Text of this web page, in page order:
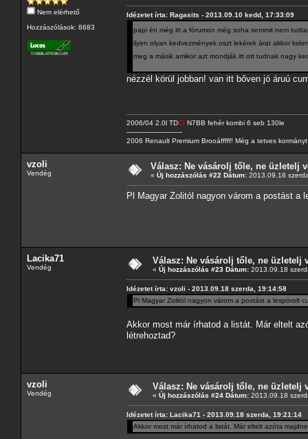
Nem elérhető
Hozzászólások: 8683
Idézetet írta: Ragasits - 2013.09.10 kedd, 17:33:09
papi én még itt a fórumon még soha semmit nem
ilyen olyan kedvezmények oszt lekérek árat akkor
meg a másik amikor azt mondják itt ott tudnak nagy
nézzél körül jobban! van itt bőven jó áruú
2006/04 2.0l TDCI N7BB fehér kombi 6 seb 130le
---------------------------
2006 Renault Premium Brooáfffff! Még a tetves
vzoli
Vendég
Válasz: Ne vásárolj tőle, ne üzletelj
« Új hozzászólás #22 Dátum: 2013.09.18
Pl Magyar Zolitól nagyon várom a postást a
Lacika71
Vendég
Válasz: Ne vásárolj tőle, ne üzletelj
« Új hozzászólás #23 Dátum: 2013.09.18
Idézetet írta: vzoli - 2013.09.18 szerda, 19:14:58
Pl Magyar Zolitól nagyon várom a postást a lespórolt
Akkor most már írhatod a listát. Már eltelt
létrehoztad?
vzoli
Vendég
Válasz: Ne vásárolj tőle, ne üzletelj
« Új hozzászólás #24 Dátum: 2013.09.18
Idézetet írta: Lacika71 - 2013.09.18 szerda, 19:21:14
Akkor most már írhatod a listát. Már eltelt azóta